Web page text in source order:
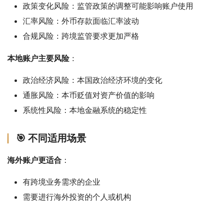
政策变化风险：监管政策的调整可能影响账户使用
汇率风险：外币存款面临汇率波动
合规风险：跨境监管要求更加严格
本地账户主要风险：
政治经济风险：本国政治经济环境的变化
通胀风险：本币贬值对资产价值的影响
系统性风险：本地金融系统的稳定性
🎯 不同适用场景
海外账户更适合 ：
有跨境业务需求的企业
需要进行海外投资的个人或机构